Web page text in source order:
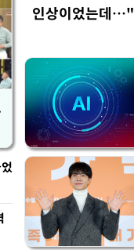
인상이었는데…"